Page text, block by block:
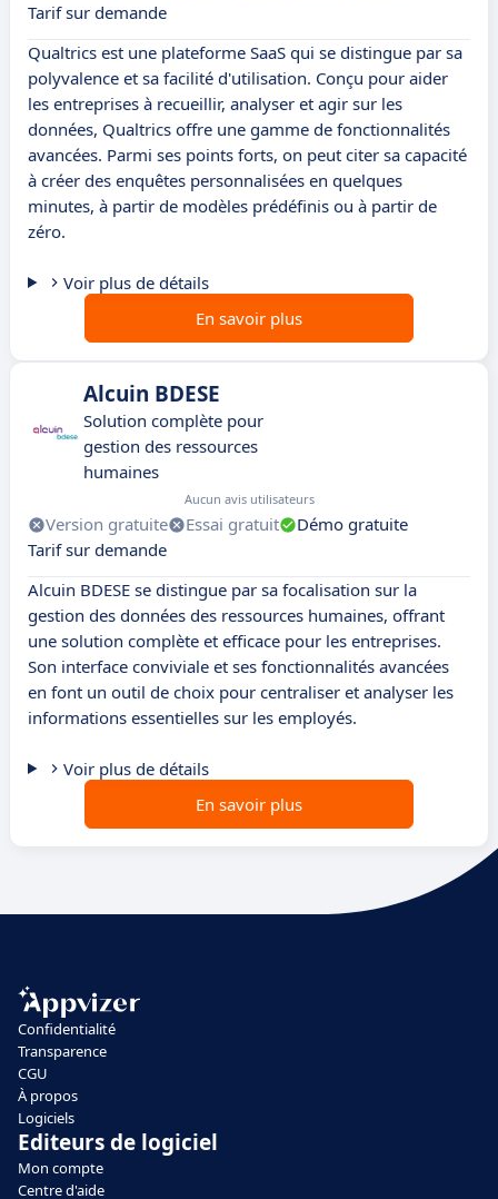
Tarif sur demande
Qualtrics est une plateforme SaaS qui se distingue par sa
polyvalence et sa facilité d'utilisation. Conçu pour aider
les entreprises à recueillir, analyser et agir sur les
données, Qualtrics offre une gamme de fonctionnalités
avancées. Parmi ses points forts, on peut citer sa capacité
à créer des enquêtes personnalisées en quelques
minutes, à partir de modèles prédéfinis ou à partir de
zéro.
Voir plus de détails
En savoir plus
Alcuin BDESE
Solution complète pour
gestion des ressources
humaines
Aucun avis utilisateurs
Version gratuite Essai gratuit
Démo gratuite
Tarif sur demande
Alcuin BDESE se distingue par sa focalisation sur la
gestion des données des ressources humaines, offrant
une solution complète et efficace pour les entreprises.
Son interface conviviale et ses fonctionnalités avancées
en font un outil de choix pour centraliser et analyser les
informations essentielles sur les employés.
Voir plus de détails
En savoir plus
Confidentialité
Transparence
CGU
À propos
Logiciels
Editeurs de logiciel
Mon compte
Centre d'aide